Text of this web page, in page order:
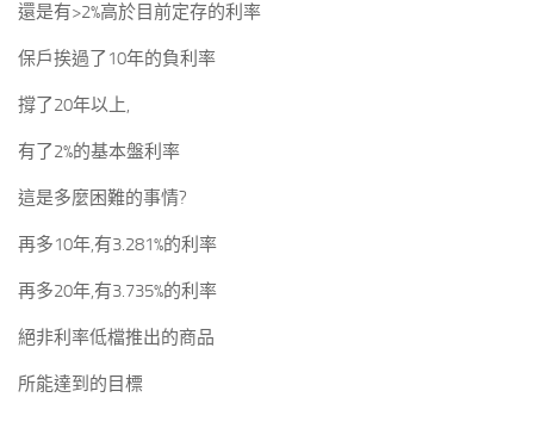
還是有>2%高於目前定存的利率
保戶挨過了10年的負利率
撐了20年以上,
有了2%的基本盤利率
這是多麼困難的事情?
再多10年,有3.281%的利率
再多20年,有3.735%的利率
絕非利率低檔推出的商品
所能達到的目標